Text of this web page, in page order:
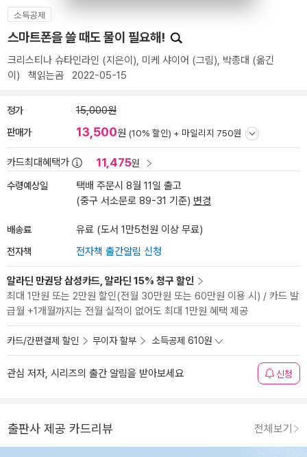
소득공제
스마트폰을 쓸 때도 물이 필요해!
크리스티나 슈타인라인 (지은이), 미케 샤이어 (그림), 박종대 (옮긴
이) 책읽는곰 2022-05-15
정가 15,000원
판매가 13,500원 (10% 할인) + 마일리지 750원
카드최대혜택가 11,475원
수령예상일
택배 주문시 8월 11일 출고
(중구 서소문로 89-31 기준) 변경
배송료 유료 (도서 1만5천원 이상 무료)
전자책 전자책 출간알림 신청
알라딘 만권당 삼성카드, 알라딘 15% 청구 할인
최대 1만원 또는 2만원 할인(전월 30만원 또는 60만원 이용 시) / 카드 발
급월 +1개월까지는 전월 실적이 없어도 최대 1만원 혜택 제공
카드/간편결제 할인 무이자 할부 소득공제 610원
관심 저자, 시리즈의 출간 알림을 받아보세요 신청
출판사 제공 카드리뷰 전체보기